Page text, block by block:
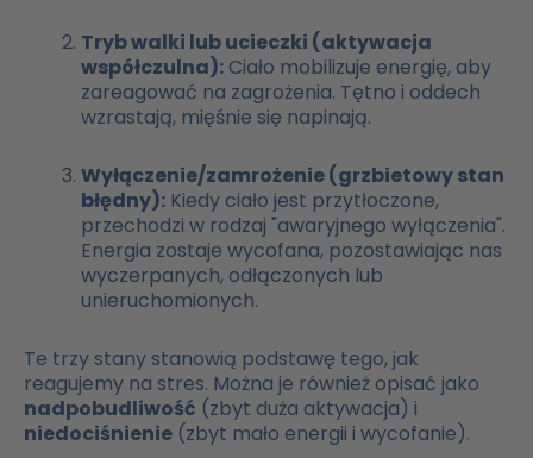
Tryb walki lub ucieczki (aktywacja
współczulna): Ciało mobilizuje energię, aby
zareagować na zagrożenia. Tętno i oddech
wzrastają, mięśnie się napinają.
Wyłączenie/zamrożenie (grzbietowy stan
błędny): Kiedy ciało jest przytłoczone,
przechodzi w rodzaj "awaryjnego wyłączenia".
Energia zostaje wycofana, pozostawiając nas
wyczerpanych, odłączonych lub
unieruchomionych.
Te trzy stany stanowią podstawę tego, jak
reagujemy na stres. Można je również opisać jako
nadpobudliwość (zbyt duża aktywacja) i
niedociśnienie (zbyt mało energii i wycofanie).